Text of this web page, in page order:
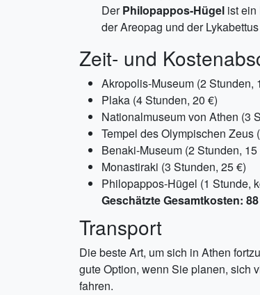
DerPhilopappos-Hügel ist
der Areopag und der
Zeit- und
Akropolis-Museum (2 Stunden,
Plaka (4 Stunden, 20 €)
Nationalmuseum von Athen (3
Tempel des Olympischen Zeus
Benaki-Museum (2 Stunden, 15
Monastiraki (3 Stunden, 25 €)
Philopappos-Hügel (1 Stunde,
Geschätzte Gesamtkosten:
Transport
Die beste Art, um sich in Athen
gute Option, wenn Sie planen, sich
fahren.